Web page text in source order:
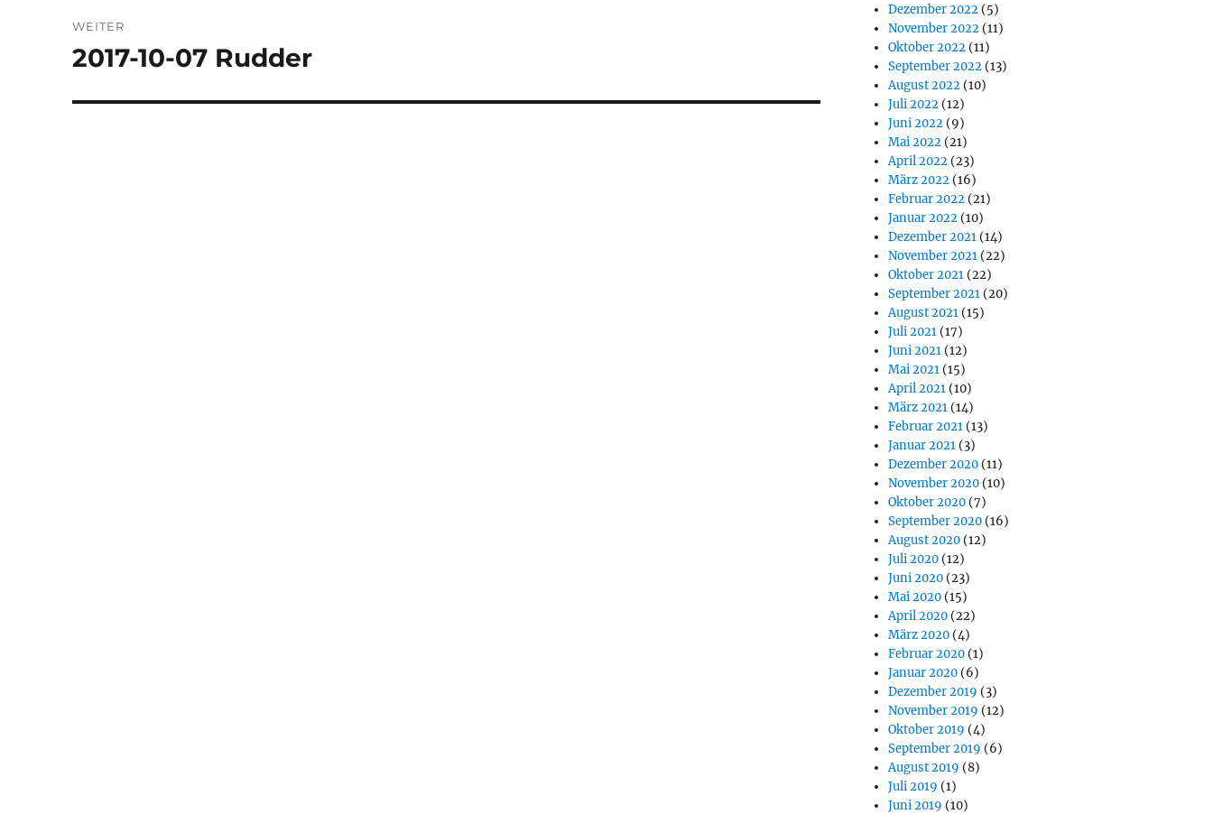
WEITER
Nächster
2017-10-07 Rudder
Dezember 2022 (5)
November 2022 (11)
Oktober 2022 (11)
September 2022 (13)
August 2022 (10)
Juli 2022 (12)
Juni 2022 (9)
Mai 2022 (21)
April 2022 (23)
März 2022 (16)
Februar 2022 (21)
Januar 2022 (10)
Dezember 2021 (14)
November 2021 (22)
Oktober 2021 (22)
September 2021 (20)
August 2021 (15)
Juli 2021 (17)
Juni 2021 (12)
Mai 2021 (15)
April 2021 (10)
März 2021 (14)
Februar 2021 (13)
Januar 2021 (3)
Dezember 2020 (11)
November 2020 (10)
Oktober 2020 (7)
September 2020 (16)
August 2020 (12)
Juli 2020 (12)
Juni 2020 (23)
Mai 2020 (15)
April 2020 (22)
März 2020 (4)
Februar 2020 (1)
Januar 2020 (6)
Dezember 2019 (3)
November 2019 (12)
Oktober 2019 (4)
September 2019 (6)
August 2019 (8)
Juli 2019 (1)
Juni 2019 (10)